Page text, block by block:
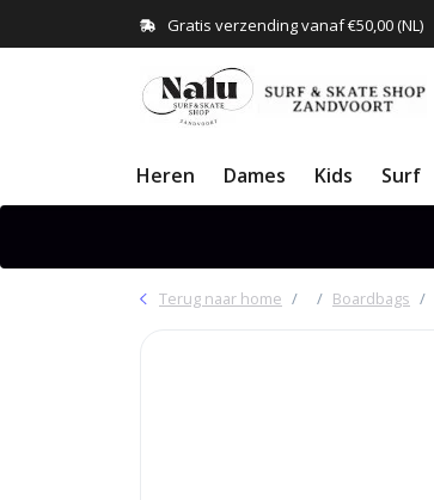
Gratis verzending vanaf €50,00 (NL)
Heren Dames Kids Surf
Terug naar home Boardbags